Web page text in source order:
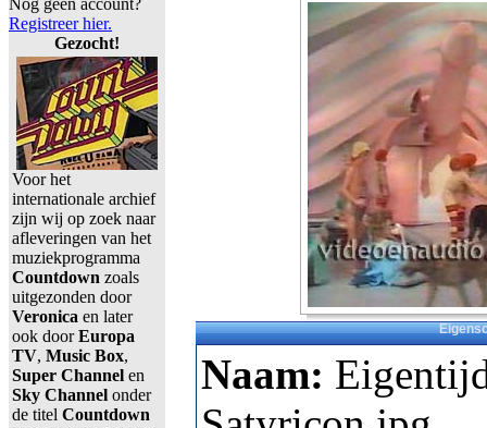
Nog geen account?
Registreer hier.
Gezocht!
Voor het
internationale archief
zijn wij op zoek naar
afleveringen van het
muziekprogramma
Countdown zoals
uitgezonden door
Veronica en later
ook doorEuropa
TV, Music Box,
Super Channel en
Sky Channel onder
de titel Countdown
Naam: